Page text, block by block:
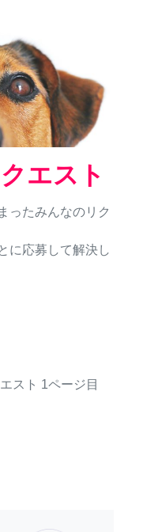
エスト
ったみんなのリク
に応募して解決し
スト 1ページ目